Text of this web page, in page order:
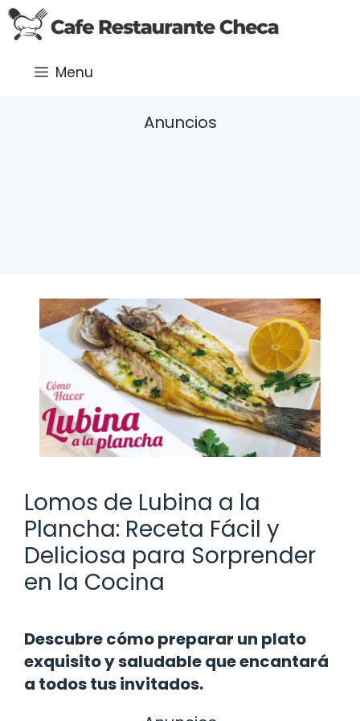
Saltar
al
Menu
Anuncios
Lomos de Lubina a la
Plancha: Receta Fácil y
Deliciosa para Sorprender
en la Cocina
Descubre cómo preparar un plato
exquisito y saludable que encantará
a todos tus invitados.